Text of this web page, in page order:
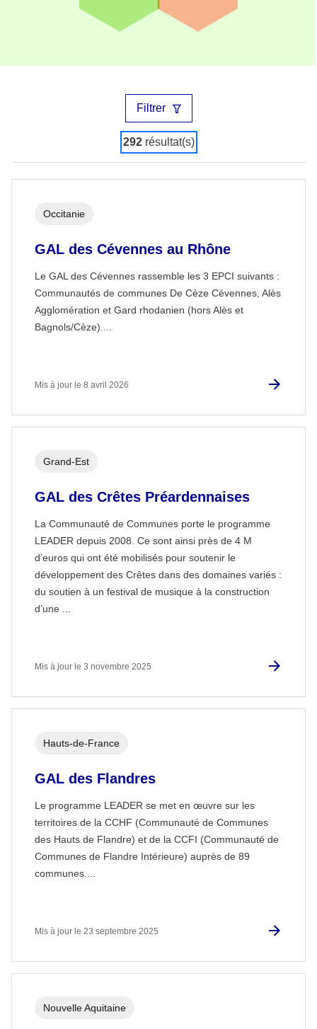
Filtrer
292résultat(s)
GAL des Cévennes au Rhône
Le GAL des Cévennes rassemble les 3 EPCI suivants :
Communautés de communes De Cèze Cévennes, Alès
Agglomération et Gard rhodanien (hors Alès et
Bagnols/Cèze)....
Occitanie
Mis à jour le 8 avril 2026
GAL des Crêtes Préardennaises
La Communauté de Communes porte le programme
LEADER depuis 2008. Ce sont ainsi près de 4 M
d’euros qui ont été mobilisés pour soutenir le
développement des Crêtes dans des domaines variés :
du soutien à un festival de musique à la construction
d’une ...
Grand-Est
Mis à jour le 3 novembre 2025
GAL des Flandres
Le programme LEADER se met en œuvre sur les
territoires de la CCHF (Communauté de Communes
des Hauts de Flandre) et de la CCFI (Communauté de
Communes de Flandre Intérieure) auprès de 89
communes....
Hauts-de-France
Mis à jour le 23 septembre 2025
Nouvelle Aquitaine